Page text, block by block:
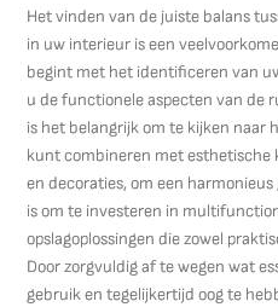
Het vinden van de juiste balans
in uw interieur is een
begint met het identificeren van
u de functionele aspecten van de
is het belangrijk om te kijken naar
kunt combineren met esthetische
en decoraties, om een
is om te investeren in
opslagoplossingen die zowel
Door zorgvuldig af te wegen wat
gebruik en tegelijkertijd oog te